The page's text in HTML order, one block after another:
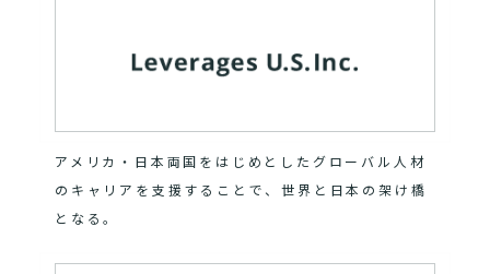
アメリカ・日本両国をはじめとしたグローバル人材
のキャリアを支援することで、世界と日本の架け橋
となる。